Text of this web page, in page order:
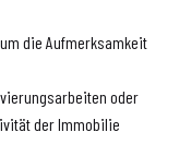
die Aufmerksamkeit
oder
der Immobilie